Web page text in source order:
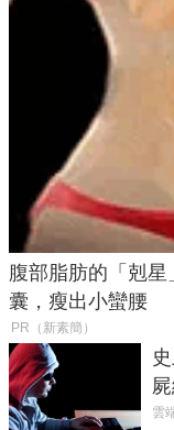
腹部脂肪的「剋
囊，瘦出小蠻腰
PR（新素簡）
雲